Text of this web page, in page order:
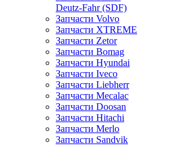
Deutz-Fahr (SDF)
Запчасти Volvo
Запчасти XTREME
Запчасти Zetor
Запчасти Bomag
Запчасти Hyundai
Запчасти Iveco
Запчасти Liebherr
Запчасти Mecalac
Запчасти Doosan
Запчасти Hitachi
Запчасти Merlo
Запчасти Sandvik